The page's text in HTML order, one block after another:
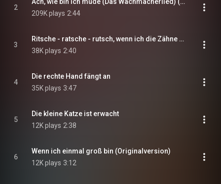
2
209K plays 2:44
3
Ritsche - ratsche - rutsch, wenn ich die Zähne putz
38K plays 2:40
4
Die rechte Hand fängt an
35K plays 3:47
5
Die kleine Katze ist erwacht
12K plays 2:38
6
Wenn ich einmal groß bin (Originalversion)
12K plays 3:12